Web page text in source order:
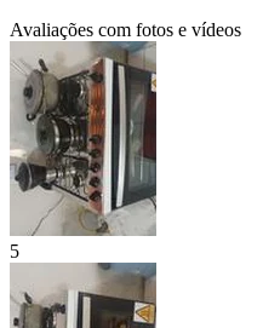
Avaliações com fotos e vídeos
5